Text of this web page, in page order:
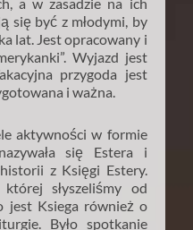
się być z młodymi, by
lat. Jest opracowany i
Wyjazd jest
przygoda jest
i ważna.
aktywności w formie
się Estera i
z Księgi Estery.
słyszeliśmy od
jest Ksiega również o
Było spotkanie